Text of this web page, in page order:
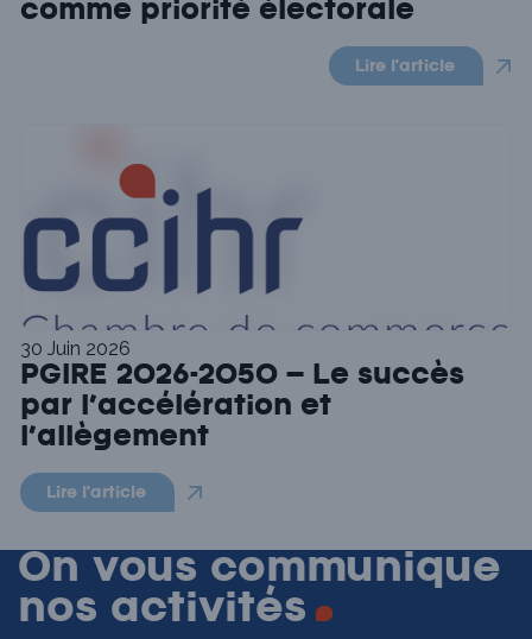
comme priorité électorale
Lire l'article
30 Juin 2026
PGIRE 2026-2050 – Le succès
par l’accélération et
l’allègement
Lire l'article
On vous communique
nos activités